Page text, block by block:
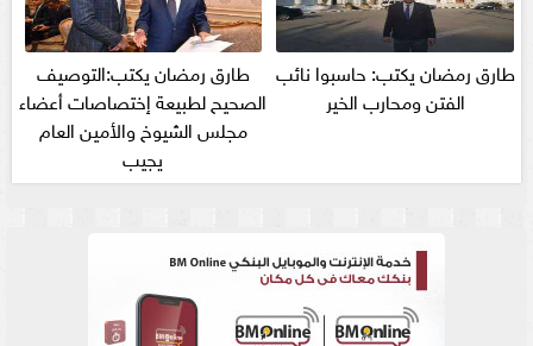
طارق رمضان يكتب: حاسبوا نائب
الفتن ومحارب الخير
طارق رمضان يكتب:التوصيف
الصحيح لطبيعة إختصاصات أعضاء
مجلس الشيوخ والأمين العام
يجيب